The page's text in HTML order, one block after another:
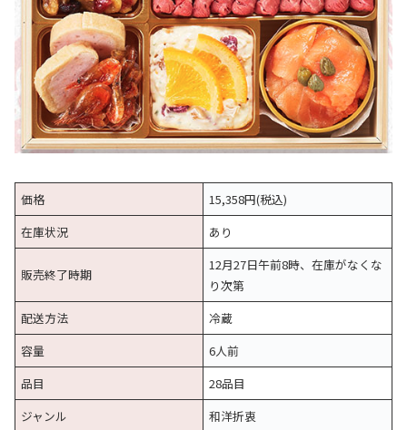
価格
15,358円(税込)
在庫状況
あり
販売終了時期
12月27日午前8時、在庫がなくな
り次第
配送方法
冷蔵
容量
6人前
品目
28品目
ジャンル
和洋折衷